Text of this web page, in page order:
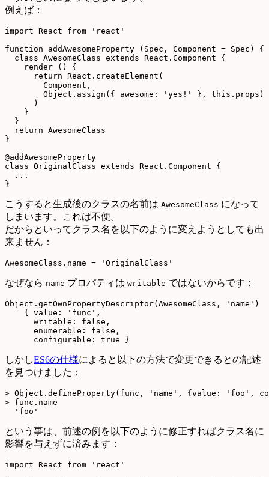
例えば：
import React from 'react'
function addAwesomeProperty (Spec, Component = Spec) {
  class AwesomeClass extends React.Component {
    render () {
      return React.createElement(
        Component,
        Object.assign({ awesome: 'yes!' }, this.props)
      )
    }
  }
  return AwesomeClass
}
@addAwesomeProperty
class OriginalClass extends React.Component {
  ...
こうすると生成後のクラスの名前は AwesomeClass になって
しまいます。これは不便。
だからといってクラス名を以下のように変えようとしても出
来ません：
なぜなら name プロパティは writable ではないからです：
Object.getOwnPropertyDescriptor(AwesomeClass, 'name')
    { value: 'func',
      writable: false,
      enumerable: false,
しかしES6の仕様によると以下の方法で変更できるとの記述
を見つけました：
> Object.defineProperty(func, 'name', {value: 'foo',
> func.name
という事は、前述の例を以下のように修正すればクラス名に
影響を与えずに済みます：
import React from 'react'